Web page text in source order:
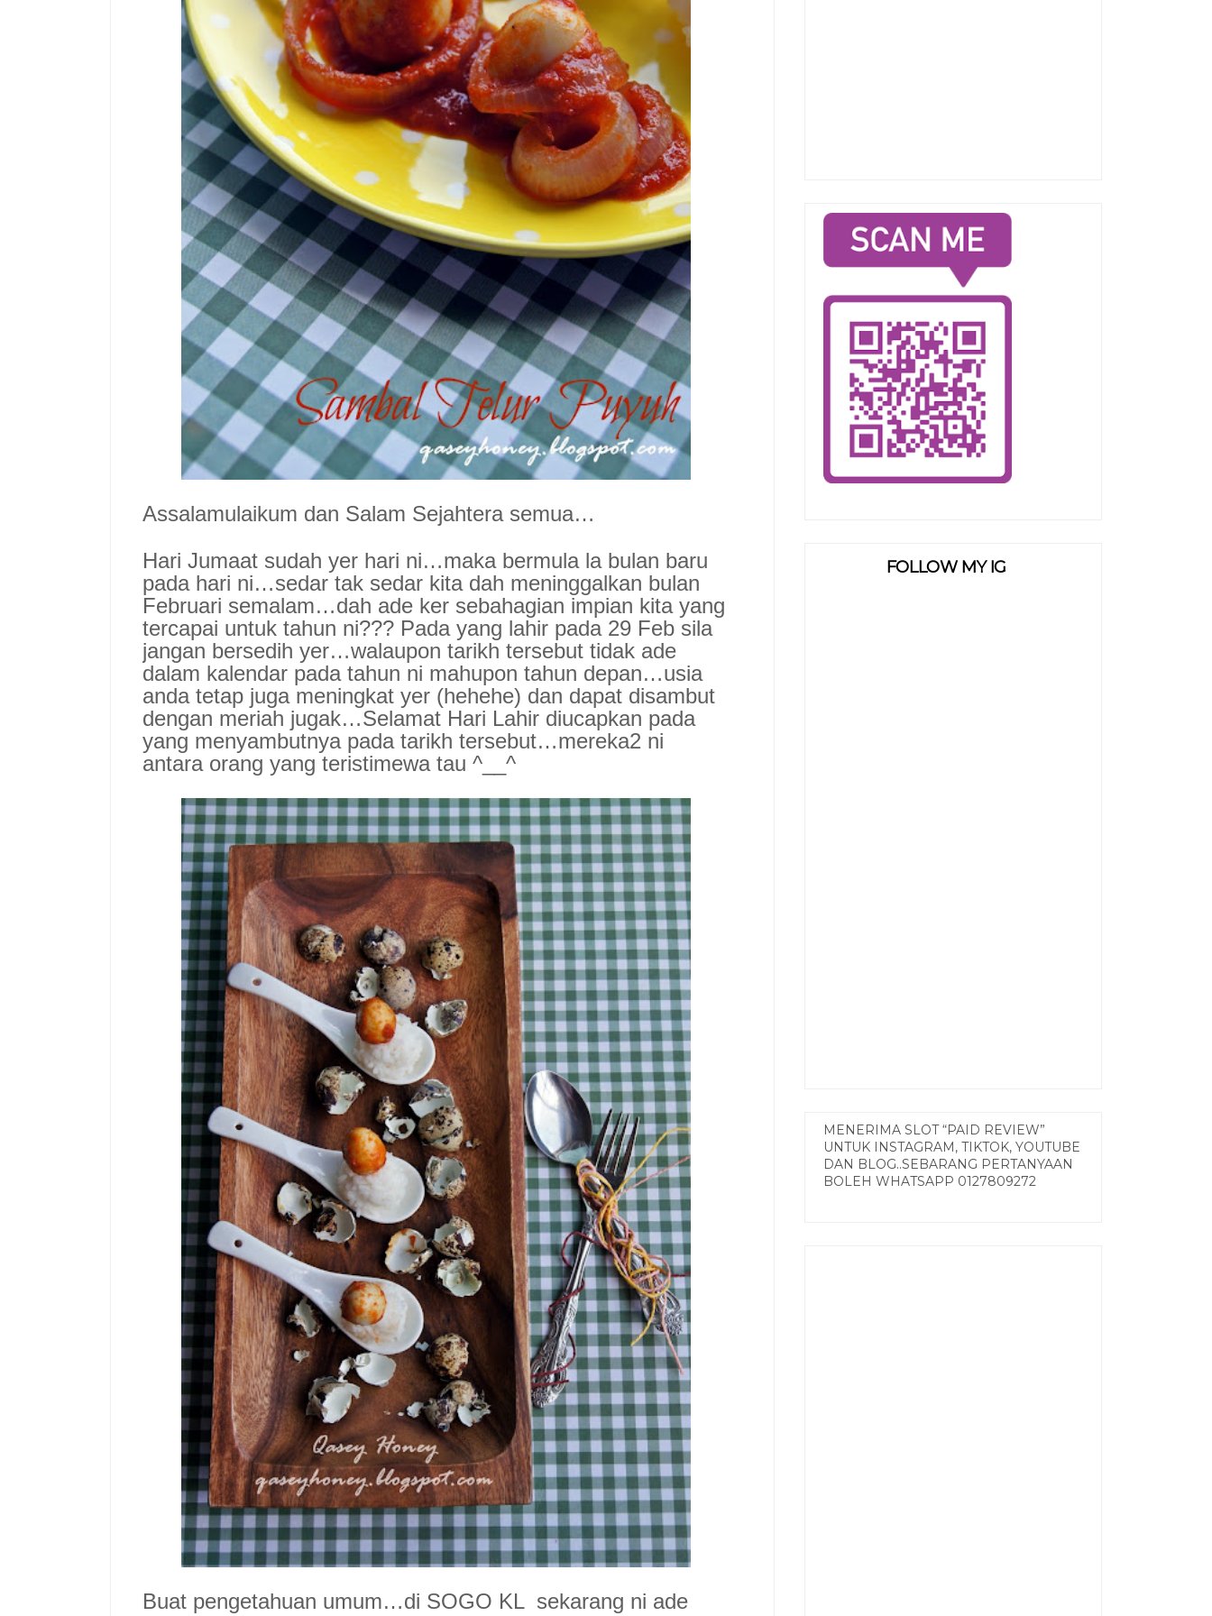
Assalamulaikum dan Salam Sejahtera semua…
Hari Jumaat sudah yer hari ni…maka bermula la bulan baru
pada hari ni…sedar tak sedar kita dah meninggalkan bulan
Februari semalam…dah ade ker sebahagian impian kita yang
tercapai untuk tahun ni??? Pada yang lahir pada 29 Feb sila
jangan bersedih yer…walaupon tarikh tersebut tidak ade
dalam kalendar pada tahun ni mahupon tahun depan…usia
anda tetap juga meningkat yer (hehehe) dan dapat disambut
dengan meriah jugak…Selamat Hari Lahir diucapkan pada
yang menyambutnya pada tarikh tersebut…mereka2 ni
antara orang yang teristimewa tau ^__^
Buat pengetahuan umum…di SOGO KL sekarang ni ade
FOLLOW MY IG
MENERIMA SLOT “PAID REVIEW”
UNTUK INSTAGRAM, TIKTOK, YOUTUBE
DAN BLOG..SEBARANG PERTANYAAN
BOLEH WHATSAPP 0127809272